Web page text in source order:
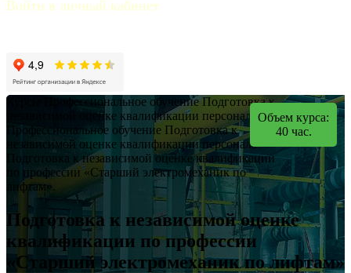
Войти в личный кабинет
Курсы Профессиональное обучениеПодготовка к
независимой оценке квалификации персонала
Профессиональное обучение Подготовка к
независимой оценке квалификации персонала
Подготовка к независимой оценке квалификации
по профессии «Старший электромеханик по
лифтам».
Подготовка к независимой оценке
квалификации по профессии
«Старший электромеханик по лифтам»
Объем курса:
40 час.